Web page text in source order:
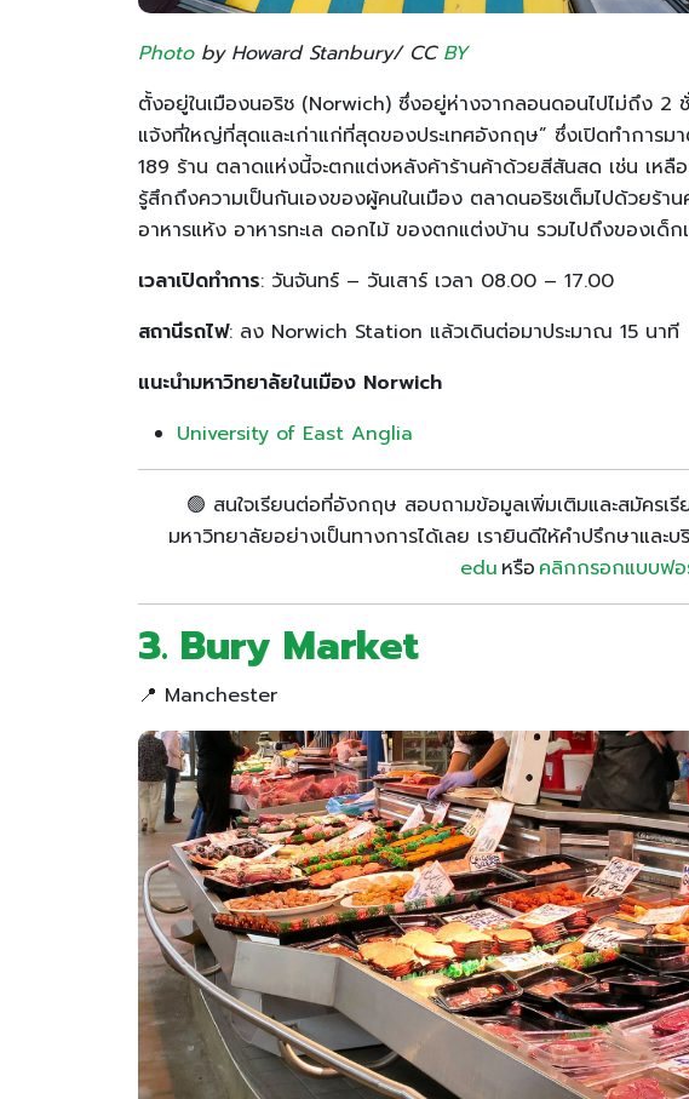
Photoby Howard Stanbury/ CC BY
ตั้งอยู่ในเมืองนอริช (Norwich) ซึ่งอยู่ห่างจากลอนดอนไปไม่ถึง 2
แจ้งที่ใหญ่ที่สุดและเก่าแก่ที่สุดของประเทศอังกฤษ” ซึ่งเปิดทำการ
189 ร้าน ตลาดแห่งนี้จะตกแต่งหลังค้าร้านค้าด้วยสีสันสด เช่น เห
รู้สึกถึงความเป็นกันเองของผู้คนในเมือง ตลาดนอริชเต็มไปด้วยร้า
อาหารแห้ง อาหารทะเล ดอกไม้ ของตกแต่งบ้าน รวมไปถึงของเด็ก
เวลาเปิดทำการ: วันจันทร์ – วันเสาร์ เวลา 08.00 – 17.00
สถานีรถไฟ: ลง Norwich Station แล้วเดินต่อมาประมาณ 15 นาที
แนะนำมหาวิทยาลัยในเมือง Norwich
University of East Anglia
🟢 สนใจเรียนต่อที่อังกฤษ สอบถามข้อมูลเพิ่มเติมและสมัคร
มหาวิทยาลัยอย่างเป็นทางการได้เลย เรายินดีให้คำปรึกษาแล
edu หรือ คลิกกรอกแบบฟอ
3. Bury Market
📍 Manchester